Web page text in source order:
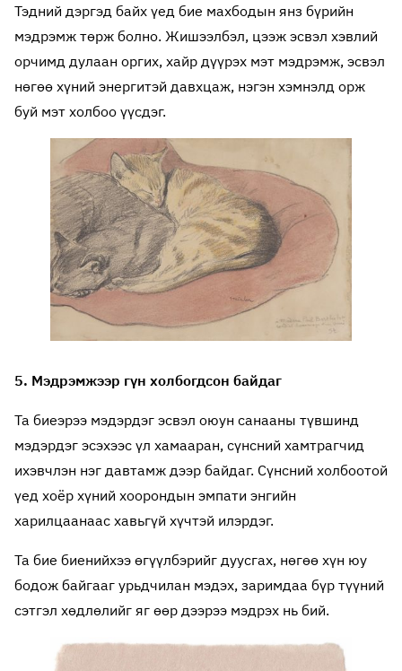
Тэдний дэргэд байх үед бие махбодын янз бүрийн
мэдрэмж төрж болно. Жишээлбэл, цээж эсвэл хэвлий
орчимд дулаан оргих, хайр дүүрэх мэт мэдрэмж, эсвэл
нөгөө хүний энергитэй давхцаж, нэгэн хэмнэлд орж
буй мэт холбоо үүсдэг.
5. Мэдрэмжээр гүн холбогдсон байдаг
Та биеэрээ мэдэрдэг эсвэл оюун санааны түвшинд
мэдэрдэг эсэхээс үл хамааран, сүнсний хамтрагчид
ихэвчлэн нэг давтамж дээр байдаг. Сүнсний холбоотой
үед хоёр хүний хоорондын эмпати энгийн
харилцаанаас хавьгүй хүчтэй илэрдэг.
Та бие биенийхээ өгүүлбэрийг дуусгах, нөгөө хүн юу
бодож байгааг урьдчилан мэдэх, заримдаа бүр түүний
сэтгэл хөдлөлийг яг өөр дээрээ мэдрэх нь бий.